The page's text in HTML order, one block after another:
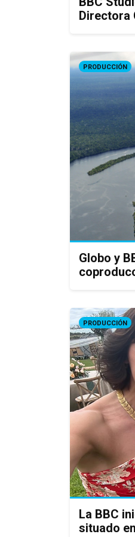
Directora
PRODUCCIÓN
Globo y
PRODUCCIÓN
La BBC
situado